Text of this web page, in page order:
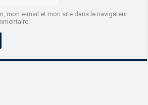
mon e-mail et mon site dans le navigateur